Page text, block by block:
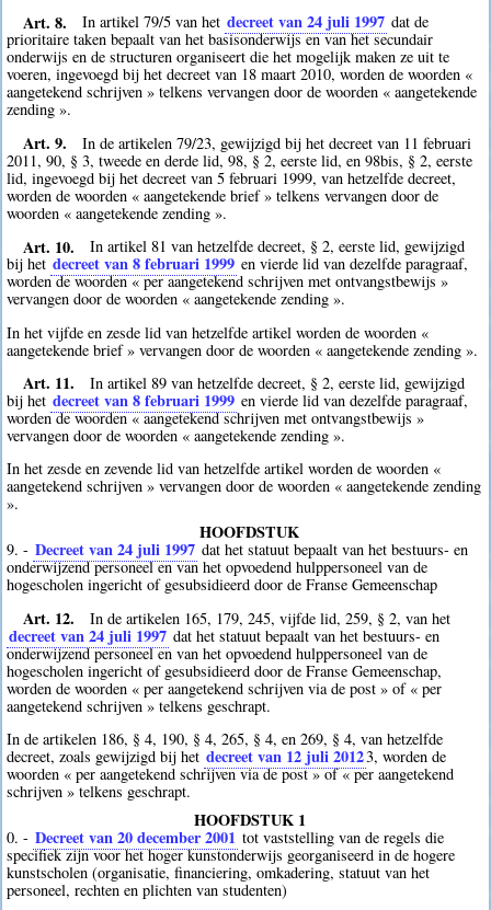
Art. 8. In artikel 79/5 van het decreet van 24 juli 1997 dat de
prioritaire taken bepaalt van het basisonderwijs en van het secundair
onderwijs en de structuren organiseert die het mogelijk maken ze uit te
voeren, ingevoegd bij het decreet van 18 maart 2010, worden de woorden «
aangetekend schrijven » telkens vervangen door de woorden « aangetekende
zending ».
Art. 9.
In de artikelen 79/23, gewijzigd bij het decreet van 11 februari
2011, 90, § 3, tweede en derde lid, 98, § 2, eerste lid, en 98bis, § 2, eerste
lid, ingevoegd bij het decreet van 5 februari 1999, van hetzelfde decreet,
worden de woorden « aangetekende brief » telkens vervangen door de
woorden « aangetekende zending ».
Art. 10.
In artikel 81 van hetzelfde decreet, § 2, eerste lid, gewijzigd
bij het decreet van 8 februari 1999 en vierde lid van dezelfde paragraaf,
worden de woorden « per aangetekend schrijven met ontvangstbewijs »
vervangen door de woorden « aangetekende zending ».
In het vijfde en zesde lid van hetzelfde artikel worden de woorden «
aangetekende brief » vervangen door de woorden « aangetekende zending ».
Art. 11.
In artikel 89 van hetzelfde decreet, § 2, eerste lid, gewijzigd
bij het decreet van 8 februari 1999 en vierde lid van dezelfde paragraaf,
worden de woorden « aangetekend schrijven met ontvangstbewijs »
vervangen door de woorden « aangetekende zending ».
In het zesde en zevende lid van hetzelfde artikel worden de woorden «
aangetekend schrijven » vervangen door de woorden « aangetekende zending
».
HOOFDSTUK
9. - Decreet van 24 juli 1997 dat het statuut bepaalt van het bestuurs- en
onderwijzend personeel en van het opvoedend hulppersoneel van de
hogescholen ingericht of gesubsidieerd door de Franse Gemeenschap
Art. 12. In de artikelen 165, 179, 245, vijfde lid, 259, § 2, van het
decreet van 24 juli 1997 dat het statuut bepaalt van het bestuurs- en
onderwijzend personeel en van het opvoedend hulppersoneel van de
hogescholen ingericht of gesubsidieerd door de Franse Gemeenschap,
worden de woorden « per aangetekend schrijven via de post » of « per
aangetekend schrijven » telkens geschrapt.
In de artikelen 186, § 4, 190, § 4, 265, § 4, en 269, § 4, van hetzelfde
decreet, zoals gewijzigd bij het decreet van 12 juli 20123, worden de
woorden « per aangetekend schrijven via de post » of « per aangetekend
schrijven » telkens geschrapt.
HOOFDSTUK 1
0. - Decreet van 20 december 2001 tot vaststelling van de regels die
specifiek zijn voor het hoger kunstonderwijs georganiseerd in de hogere
kunstscholen (organisatie, financiering, omkadering, statuut van het
personeel, rechten en plichten van studenten)